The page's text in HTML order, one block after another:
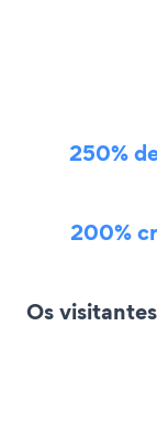
250%
200%
Os